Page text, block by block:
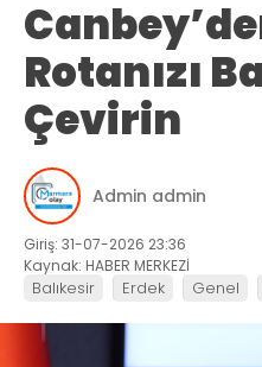
Rotanızı
Çevirin
Admin admin
Giriş: 31-07-2026 23:36
Kaynak: HABER MERKEZİ
Balıkesir Erdek Genel